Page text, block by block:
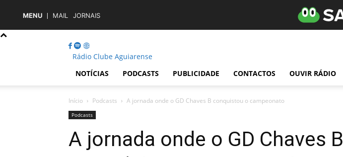
MENU MAIL JORNAIS
Rádio Clube Aguiarense
NOTÍCIAS
PODCASTS PUBLICIDADE CONTACTOS OUVIR RÁDIO
Início Podcasts A jornada onde o GD Chaves B conquistou o campeonato
Podcasts
A jornada onde o GD Chaves B